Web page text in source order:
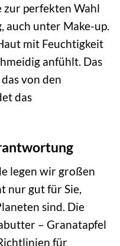
zur perfekten Wahl
auch unter Make-up.
mit Feuchtigkeit
anfühlt. Das
von den
das
legen wir großen
nur gut für Sie,
sind. Die
– Granatapfel
für